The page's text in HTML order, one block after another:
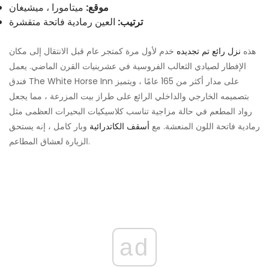
موقع: ميتامورا ، ميشيغان
ترتيب: العين رمادية فاتحة متقشرة
هذه نزل رائع تم تجديده خدم لأول مرة كمتجر عام قبل الانتقال إلى مكان
الإفطار لصيادي الثعالب الفروسية في عشرينيات القرن الماضي. يعمل
فندق The White Horse Inn على مدار أكثر من 165 عامًا ، ويتميز
بتصميمه الخارجي والداخلي الرائع على طراز بيت المزرعة ، مما يجعل
رواد المطعم في حالة مزاجية تناسب كلاسيكيات البحيرات العظمى مثل
رمادية فاتحة اللون المنعشة. مع أسقف الكاتدرائية وبار كامل ، إنه يستحق
الزيارة لعشاق المطاعم.
ad